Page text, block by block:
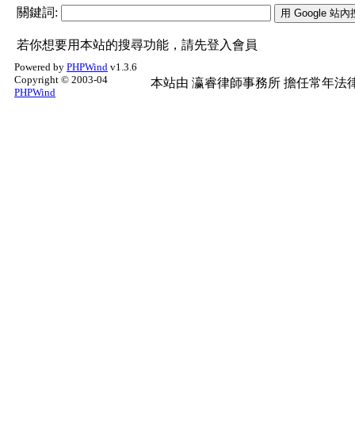
關鍵詞:
若你想要用本站的搜尋功能，請先登入會員
Powered by PHPWind v1.3.6
Copyright © 2003-04
PHPWind
本站由 瀛睿律師事務所 擔任常年法